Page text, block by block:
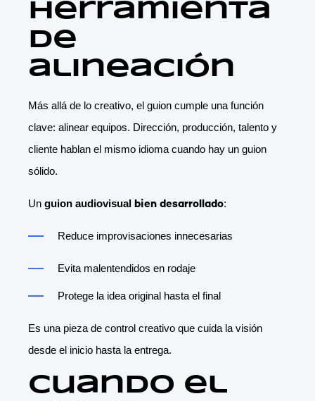
herramienta
de
alineación
Más allá de lo creativo, el guion cumple una función
clave: alinear equipos. Dirección, producción, talento y
cliente hablan el mismo idioma cuando hay un guion
sólido.
Un guion audiovisual bien desarrollado:
Reduce improvisaciones innecesarias
Evita malentendidos en rodaje
Protege la idea original hasta el final
Es una pieza de control creativo que cuida la visión
desde el inicio hasta la entrega.
Cuando el